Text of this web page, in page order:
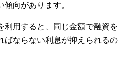
傾向があります。
利用すると、同じ金額で融資を
ばならない利息が抑えられるの